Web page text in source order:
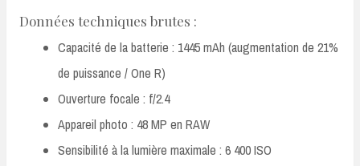
Données techniques brutes :
Capacité de la batterie : 1445 mAh (augmentation de 21%
de puissance / One R)
Ouverture focale : f/2.4
Appareil photo : 48 MP en RAW
Sensibilité à la lumière maximale : 6 400 ISO